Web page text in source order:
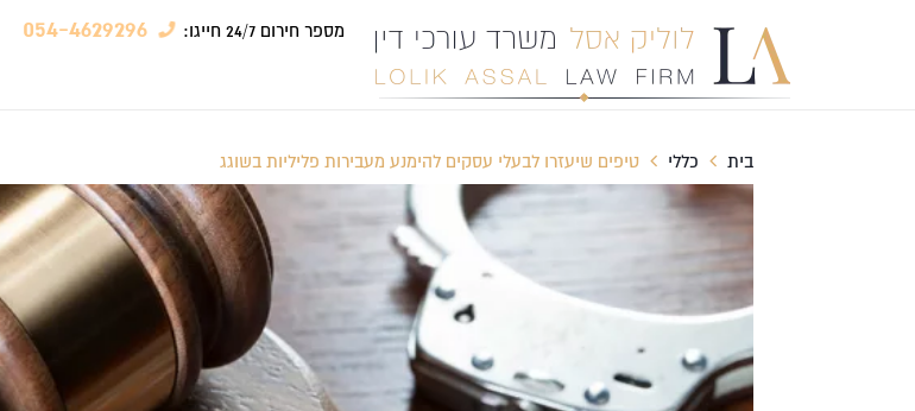
מספר חירום 24/7 חייגו: 054-4629296
בית כללי טיפים שיעזרו לבעלי עסקים להימנע מעבירות פליליות בשוגג